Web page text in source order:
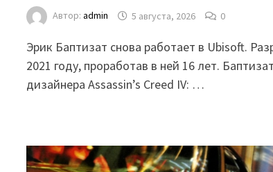
Автор:admin 5 августа, 2026 0
Эрик Баптизат снова работает в Ubisoft.
2021 году, проработав в ней 16 лет.
дизайнера Assassin’s Creed IV: …